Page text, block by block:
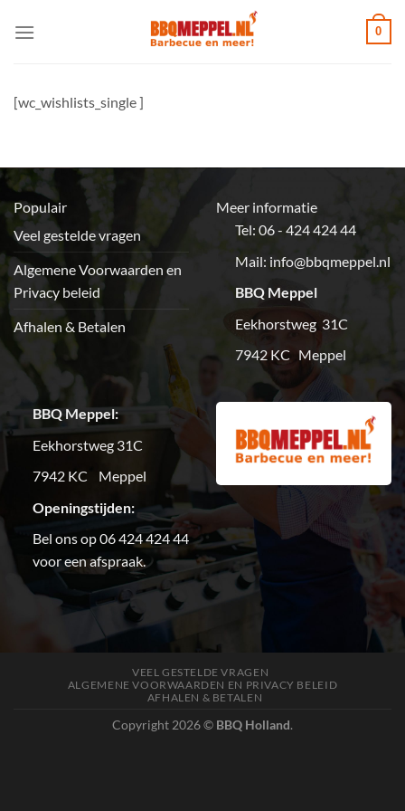
naar
0
[wc_wishlists_single ]
Populair
Veel gestelde vragen
Algemene Voorwaarden en
Privacy beleid
Afhalen & Betalen
Meer informatie
Tel: 06 - 424 424 44
Mail: info@bbqmeppel.nl
BBQ Meppel
Eekhorstweg 31C
7942 KC Meppel
BBQ Meppel:
Eekhorstweg 31C
7942 KC Meppel
Openingstijden:
Bel ons op 06 424 424 44
voor een afspraak.
VEEL GESTELDE VRAGEN
ALGEMENE VOORWAARDEN EN PRIVACY BELEID
AFHALEN & BETALEN
Copyright 2026 © BBQ Holland.